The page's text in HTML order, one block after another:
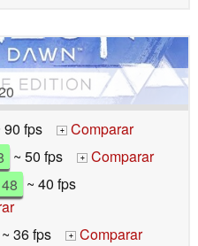
90 fps + Comparar
~ 50 fps + Comparar
48 ~ 40 fps
~ 36 fps + Comparar